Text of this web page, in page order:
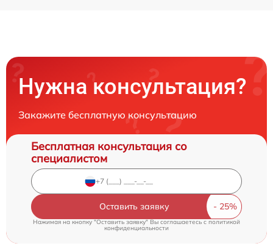
Нужна консультация?
Закажите бесплатную консультацию
Бесплатная консультация со
специалистом
Оставить заявку
Нажимая на кнопку "Оставить заявку" Вы соглашаетесь cполитикой
конфиденциальности